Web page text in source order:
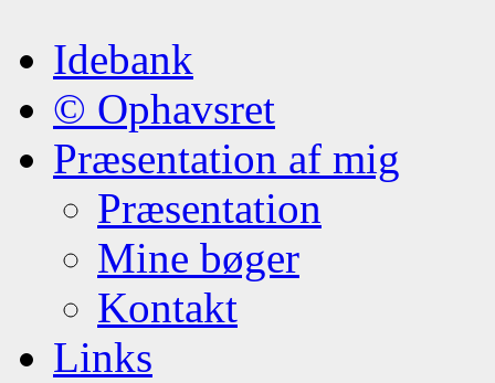
Idebank
© Ophavsret
Præsentation af mig
Præsentation
Mine bøger
Kontakt
Links